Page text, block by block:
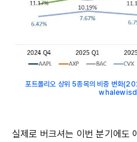
포트폴리오 상위 5종목의 비중 변화
실제로 버크셔는 이번 분기에도